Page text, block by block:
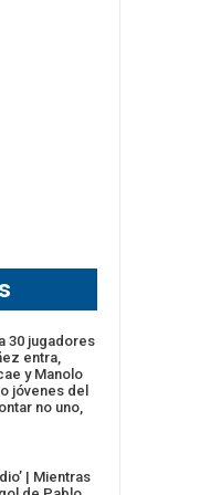
30 jugadores
entra,
y Manolo
jóvenes del
no uno,
| Mientras